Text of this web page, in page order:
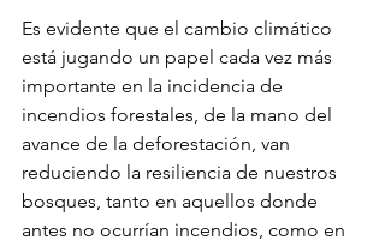
Es evidente que el cambio climático
está jugando un papel cada vez más
importante en la incidencia de
incendios forestales, de la mano del
avance de la deforestación, van
reduciendo la resiliencia de nuestros
bosques, tanto en aquellos donde
antes no ocurrían incendios, como en